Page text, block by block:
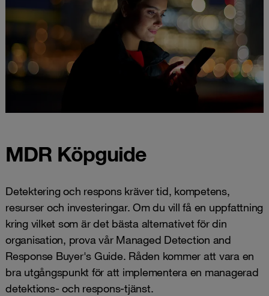
MDR Köpguide
Detektering och respons kräver tid, kompetens,
resurser och investeringar. Om du vill få en uppfattning
kring vilket som är det bästa alternativet för din
organisation, prova vår Managed Detection and
Response Buyer's Guide. Råden kommer att vara en
bra utgångspunkt för att implementera en managerad
detektions- och respons-tjänst.